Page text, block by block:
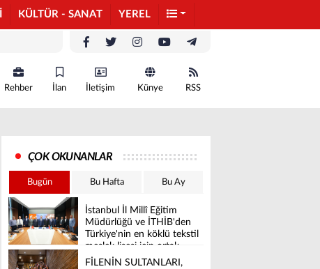
KÜLTÜR - SANAT YEREL
Rehber İlan İletişim Künye RSS
ÇOK OKUNANLAR
Bugün Bu Hafta Bu Ay
İstanbul İl Millî Eğitim
Müdürlüğü ve İTHİB'den
Türkiye'nin en köklü tekstil
meslek lisesi için ortak
vizyon
FİLENİN SULTANLARI,